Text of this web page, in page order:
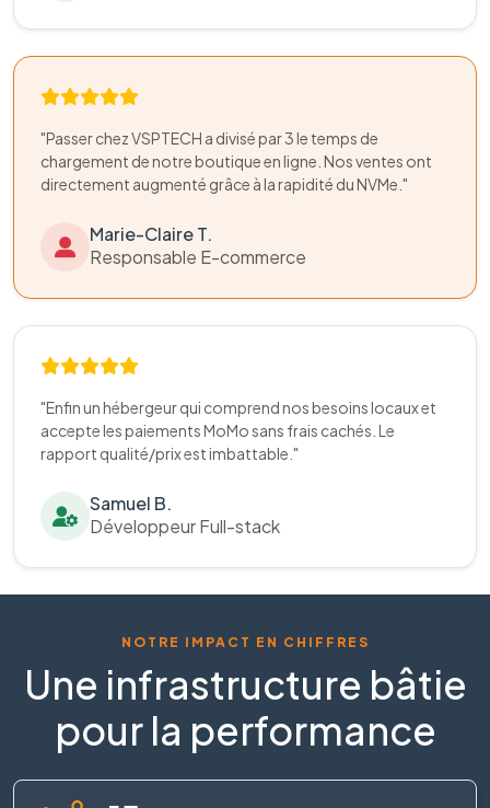
"Passer chez VSPTECH a divisé par 3 le temps de
chargement de notre boutique en ligne. Nos ventes ont
directement augmenté grâce à la rapidité du NVMe."
Marie-Claire T.
Responsable E-commerce
"Enfin un hébergeur qui comprend nos besoins locaux et
accepte les paiements MoMo sans frais cachés. Le
rapport qualité/prix est imbattable."
Samuel B.
Développeur Full-stack
NOTRE IMPACT EN CHIFFRES
Une infrastructure bâtie
pour la performance